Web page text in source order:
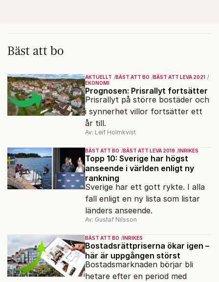
Bäst att bo
AKTUELLT BÄST ATT BO
BÄST ATT LEVA 2021
EKONOMI
Prognosen: Prisrallyt fortsätter
Prisrallyt på större bostäder och
i synnerhet villor fortsätter ett
år till.
Av: Leif Holmkvist
BÄST ATT BO BÄST ATT LEVA 2019 INRIKES
Topp 10: Sverige har högst
anseende i världen enligt ny
rankning
Sverige har ett gott rykte. I alla
fall enligt en ny lista som listar
länders anseende.
Av: Gustaf Nilsson
BÄST ATT BO INRIKES
Bostadsrättpriserna ökar igen –
här är uppgången störst
Bostadsmarknaden börjar bli
hetare efter en period med